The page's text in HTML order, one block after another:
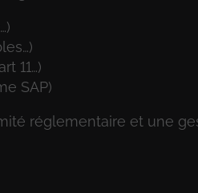
11…)
SAP)
réglementaire et une